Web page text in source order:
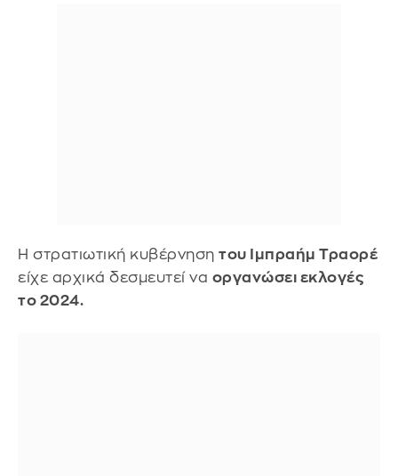
Η στρατιωτική κυβέρνηση του Ιμπραήμ Τραορέ
είχε αρχικά δεσμευτεί να οργανώσει εκλογές
το 2024.